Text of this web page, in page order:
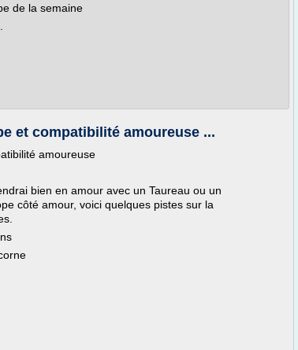
de la semaine
et compatibilité amoureuse ...
amoureuse
bien en amour avec un Taureau ou un
côté amour, voici quelques pistes sur la